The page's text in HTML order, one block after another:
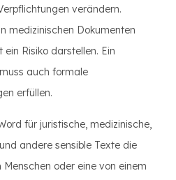
verändern.
medizinischen Dokumenten
ein Risiko darstellen. Ein
auch formale
erfüllen.
für juristische, medizinische,
andere sensible Texte die
oder eine von einem